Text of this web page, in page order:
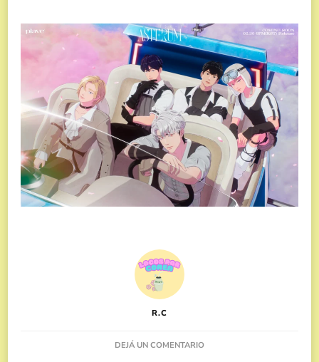
R.C
DEJÁ UN COMENTARIOEN